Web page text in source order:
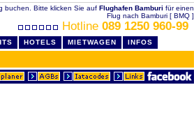
buchen. Bitte klicken Sie auf Flughafen Bamburi für einen
Flug nach Bamburi [ BMQ ]
Hotline 089 1250 960-99
HOTELS MIETWAGEN INFOS